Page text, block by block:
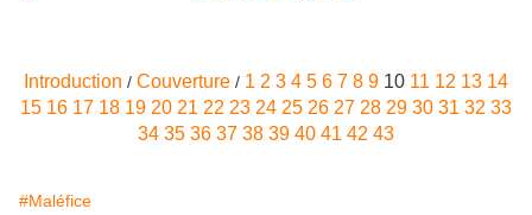
Introduction / Couverture / 1 2 3 4 5 6 7 8 9 10 11 12 13 14
15 16 17 18 19 20 21 22 23 24 25 26 27 28 29 30 31 32 33
34 35 36 37 38 39 40 41 42 43
#Maléfice